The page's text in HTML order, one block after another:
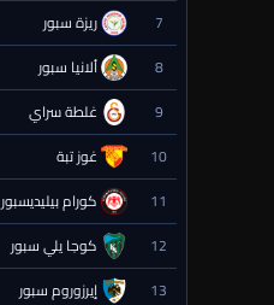
7 ريزة سبور
8 ألانيا سبور
9 غلطة سراي
10 غوز تبة
11 كورام بيليديسبور
12 كوجا يلي سبور
13 إيرزوروم سبور